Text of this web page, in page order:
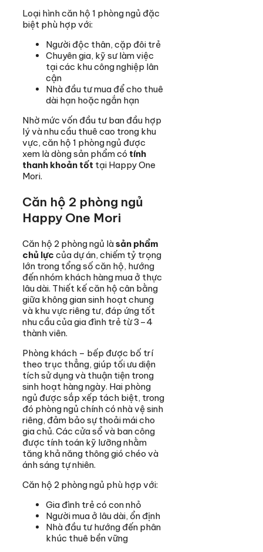
Loại hình căn hộ 1 phòng ngủ đặc
biệt phù hợp với:
Người độc thân, cặp đôi trẻ
Chuyên gia, kỹ sư làm việc
tại các khu công nghiệp lân
cận
Nhà đầu tư mua để cho thuê
dài hạn hoặc ngắn hạn
Nhờ mức vốn đầu tư ban đầu hợp
lý và nhu cầu thuê cao trong khu
vực, căn hộ 1 phòng ngủ được
xem là dòng sản phẩm có tính
thanh khoản tốt tại Happy One
Mori.
Căn hộ 2 phòng ngủ
Happy One Mori
Căn hộ 2 phòng ngủ làsản phẩm
chủ lực của dự án, chiếm tỷ trọng
lớn trong tổng số căn hộ, hướng
đến nhóm khách hàng mua ở thực
lâu dài. Thiết kế căn hộ cân bằng
giữa không gian sinh hoạt chung
và khu vực riêng tư, đáp ứng tốt
nhu cầu của gia đình trẻ từ 3–4
thành viên.
Phòng khách – bếp được bố trí
theo trục thẳng, giúp tối ưu diện
tích sử dụng và thuận tiện trong
sinh hoạt hàng ngày. Hai phòng
ngủ được sắp xếp tách biệt, trong
đó phòng ngủ chính có nhà vệ sinh
riêng, đảm bảo sự thoải mái cho
gia chủ. Các cửa sổ và ban công
được tính toán kỹ lưỡng nhằm
tăng khả năng thông gió chéo và
ánh sáng tự nhiên.
Căn hộ 2 phòng ngủ phù hợp với:
Gia đình trẻ có con nhỏ
Người mua ở lâu dài, ổn định
Nhà đầu tư hướng đến phân
khúc thuê bền vững